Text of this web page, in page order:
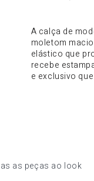
A calça de
moletom
elástico que
recebe
e exclusivo
as peças ao look